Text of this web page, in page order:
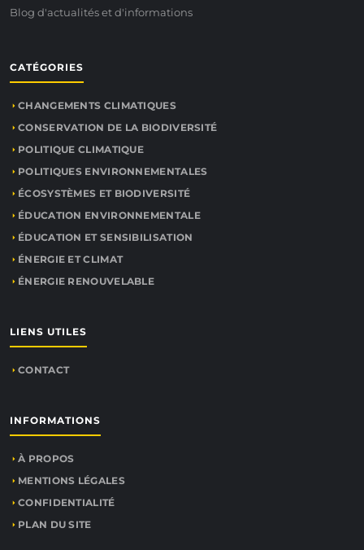
Blog d'actualités et d'informations
CATÉGORIES
CHANGEMENTS CLIMATIQUES
CONSERVATION DE LA BIODIVERSITÉ
POLITIQUE CLIMATIQUE
POLITIQUES ENVIRONNEMENTALES
ÉCOSYSTÈMES ET BIODIVERSITÉ
ÉDUCATION ENVIRONNEMENTALE
ÉDUCATION ET SENSIBILISATION
ÉNERGIE ET CLIMAT
ÉNERGIE RENOUVELABLE
LIENS UTILES
CONTACT
INFORMATIONS
À PROPOS
MENTIONS LÉGALES
CONFIDENTIALITÉ
PLAN DU SITE